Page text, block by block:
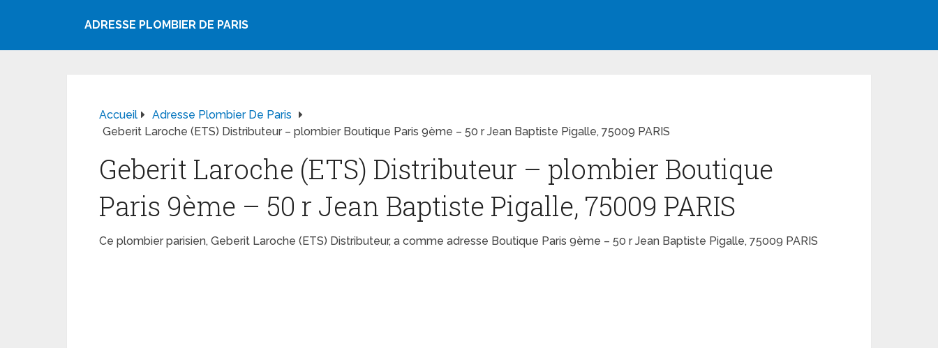
ADRESSE PLOMBIER DE PARIS
Accueil
Adresse Plombier De Paris
Geberit Laroche (ETS) Distributeur – plombier Boutique Paris 9ème – 50 r Jean Baptiste Pigalle, 75009 PARIS
Geberit Laroche (ETS) Distributeur – plombier Boutique
Paris 9ème – 50 r Jean Baptiste Pigalle, 75009 PARIS
Ce plombier parisien, Geberit Laroche (ETS) Distributeur, a comme adresse Boutique Paris 9ème – 50 r Jean Baptiste Pigalle, 75009 PARIS